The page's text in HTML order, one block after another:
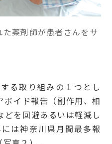
薬剤師が患者さんをサ
る取り組みの１つとし
ボイド報告（副作用、相
を回避あるいは軽減し
は神奈川県月間最多報